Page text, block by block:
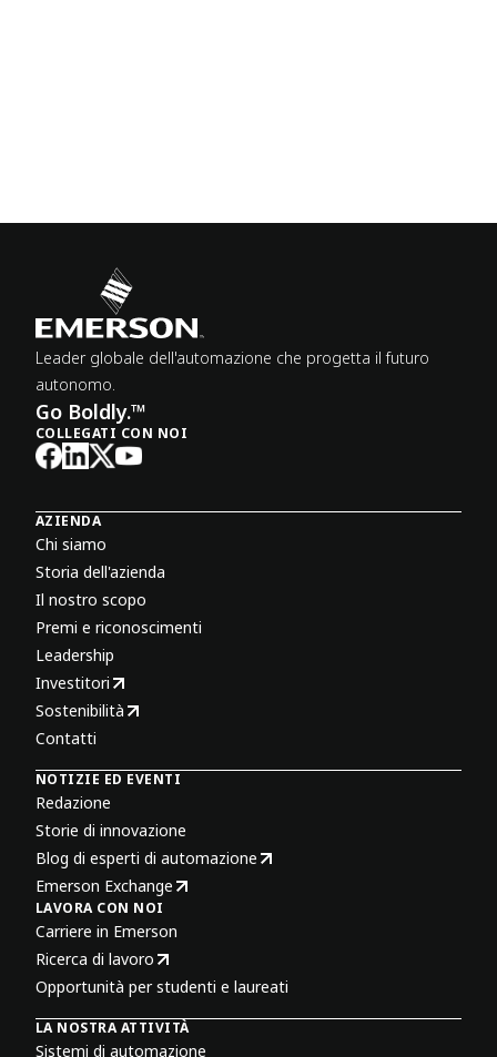
Leader globale dell'automazione che progetta il futuro
autonomo.
Go Boldly.™
COLLEGATI CON NOI
AZIENDA
Chi siamo
Storia dell'azienda
Il nostro scopo
Premi e riconoscimenti
Leadership
Investitori
Sostenibilità
Contatti
NOTIZIE ED EVENTI
Redazione
Storie di innovazione
Blog di esperti di automazione
Emerson Exchange
LAVORA CON NOI
Carriere in Emerson
Ricerca di lavoro
Opportunità per studenti e laureati
LA NOSTRA ATTIVITÀ
Sistemi di automazione